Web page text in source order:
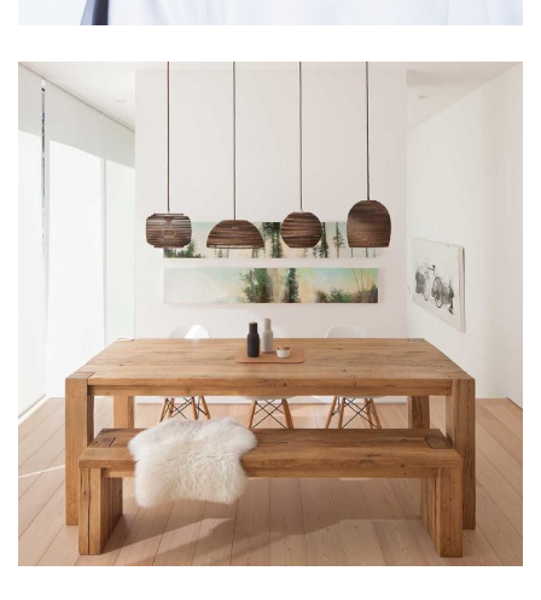
Lorem is pump dolor sit